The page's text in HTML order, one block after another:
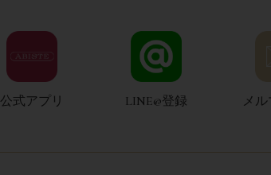
公式アプリ LINE@登録 メ